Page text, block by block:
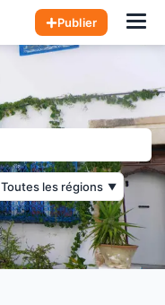
Publier
Toutes les régions ▼